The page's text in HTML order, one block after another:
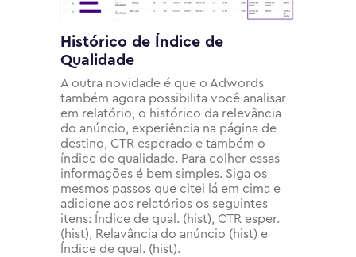
Histórico de Índice de
Qualidade
A outra novidade é que o Adwords
também agora possibilita você analisar
em relatório, o histórico da relevância
do anúncio, experiência na página de
destino, CTR esperado e também o
índice de qualidade. Para colher essas
informações é bem simples. Siga os
mesmos passos que citei lá em cima e
adicione aos relatórios os seguintes
itens: Índice de qual. (hist), CTR esper.
(hist), Relavância do anúncio (hist) e
Índice de qual. (hist).